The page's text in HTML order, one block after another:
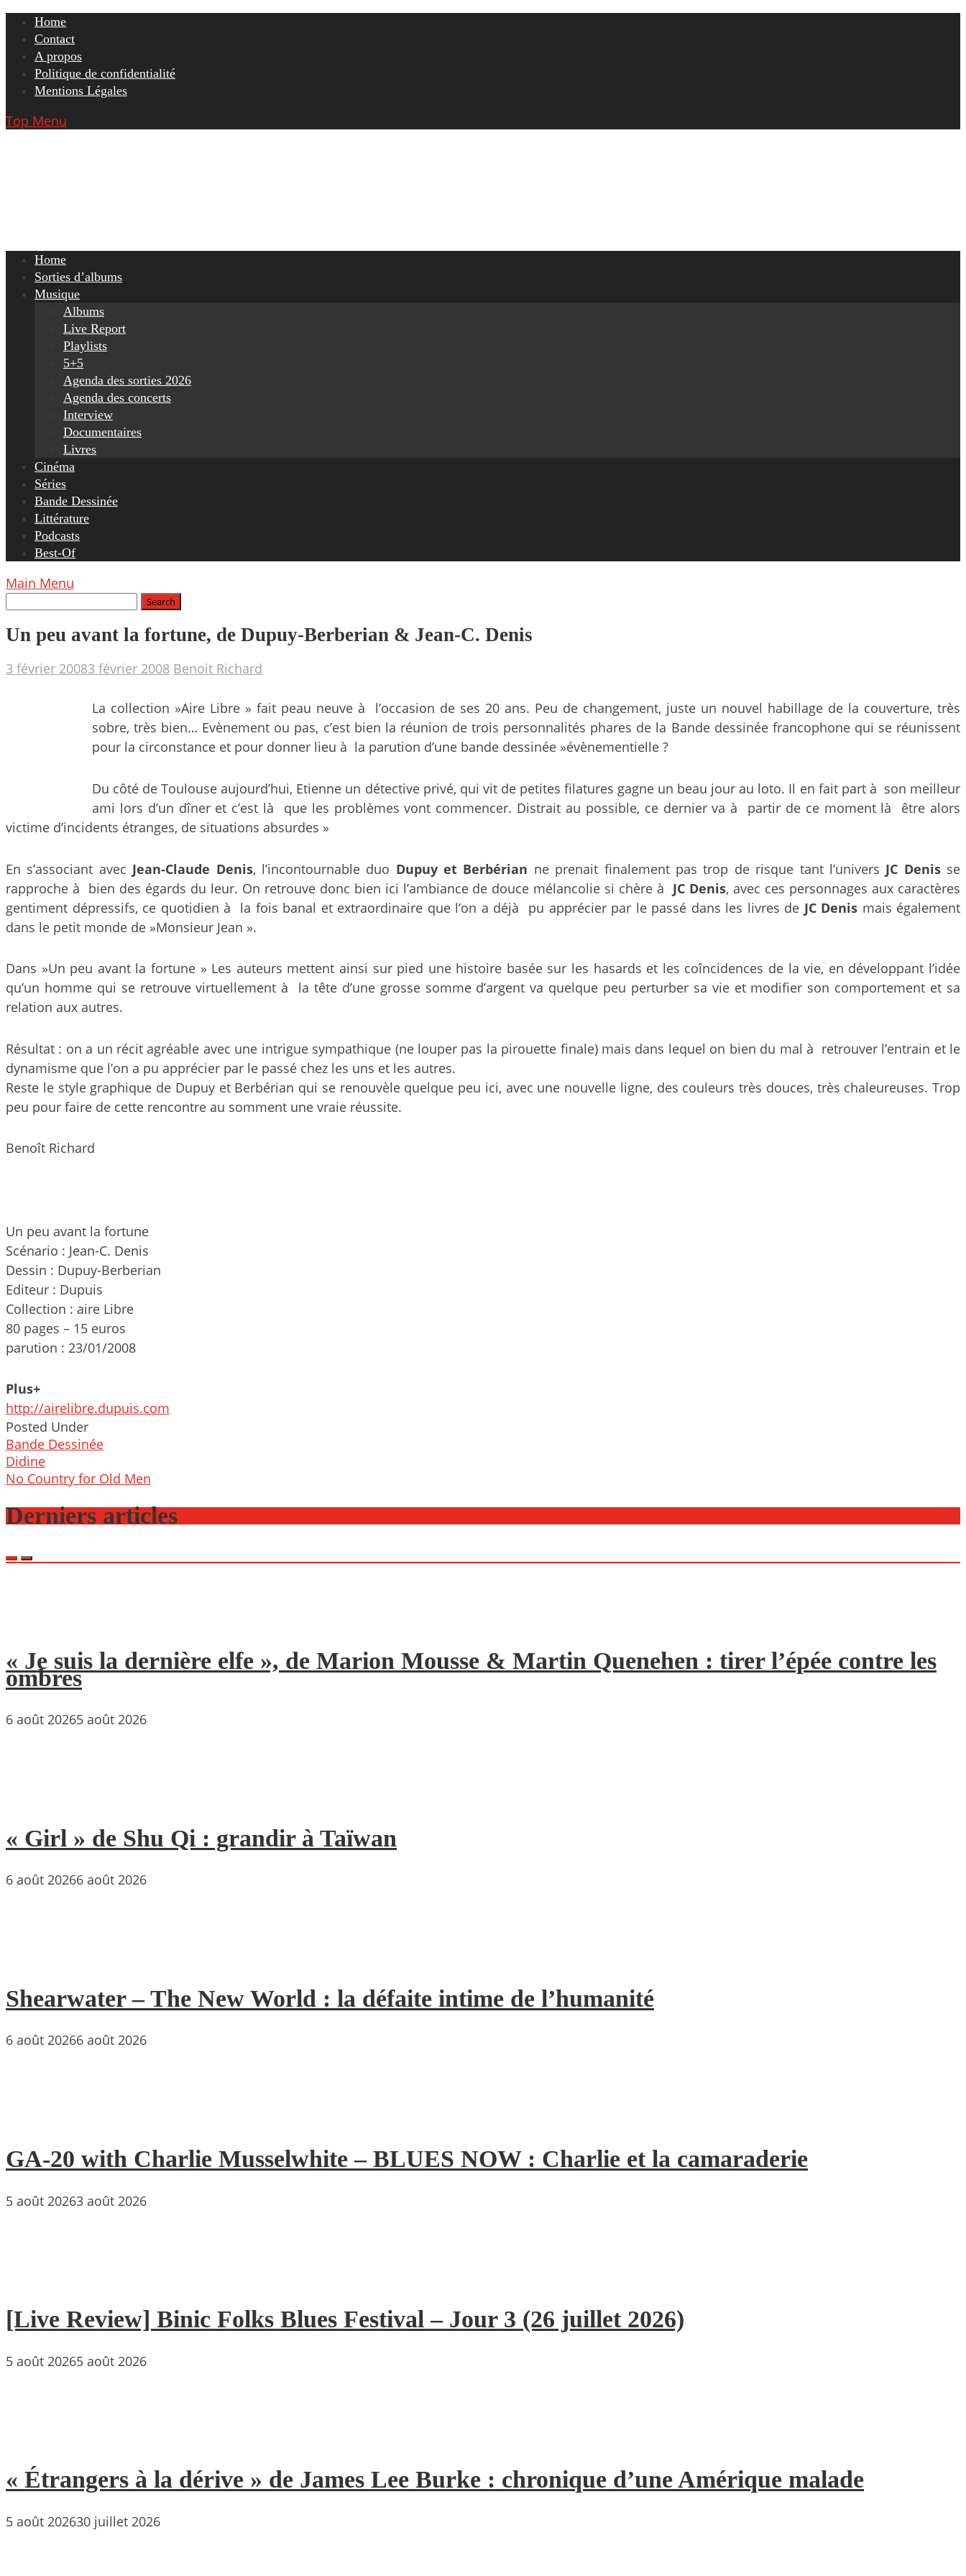
Skip
content
Home
Contact
A propos
Politique de confidentialité
Mentions Légales
Top Menu
Home
Sorties d’albums
Musique
Albums
Live Report
Playlists
5+5
Agenda des sorties 2026
Agenda des concerts
Interview
Documentaires
Livres
Cinéma
Séries
Bande Dessinée
Littérature
Podcasts
Best-Of
Main Menu
Un peu avant la fortune, de Dupuy-Berberian & Jean-C. Denis
3 février 20083 février 2008 Benoit Richard
La collection »Aire Libre » fait peau neuve à l’occasion de ses 20 ans. Peu de changement, juste un nouvel habillage de la couverture, très
sobre, très bien… Evènement ou pas, c’est bien la réunion de trois personnalités phares de la Bande dessinée francophone qui se réunissent
pour la circonstance et pour donner lieu à la parution d’une bande dessinée »évènementielle ?
Du côté de Toulouse aujourd’hui, Etienne un détective privé, qui vit de petites filatures gagne un beau jour au loto. Il en fait part à son meilleur
ami lors d’un dîner et c’est là que les problèmes vont commencer. Distrait au possible, ce dernier va à partir de ce moment là être alors
victime d’incidents étranges, de situations absurdes »
En s’associant avec Jean-Claude Denis, l’incontournable duo Dupuy et Berbérian ne prenait finalement pas trop de risque tant l’univers JC Denisse
rapproche à bien des égards du leur. On retrouve donc bien ici l’ambiance de douce mélancolie si chère à JC Denis, avec ces personnages aux caractères
gentiment dépressifs, ce quotidien à la fois banal et extraordinaire que l’on a déjà pu apprécier par le passé dans les livres de JC Denis mais également
dans le petit monde de »Monsieur Jean ».
Dans »Un peu avant la fortune » Les auteurs mettent ainsi sur pied une histoire basée sur les hasards et les coîncidences de la vie, en développant l’idée
qu’un homme qui se retrouve virtuellement à la tête d’une grosse somme d’argent va quelque peu perturber sa vie et modifier son comportement et sa
relation aux autres.
Résultat : on a un récit agréable avec une intrigue sympathique (ne louper pas la pirouette finale) mais dans lequel on bien du mal à retrouver l’entrain et le
dynamisme que l’on a pu apprécier par le passé chez les uns et les autres.
Reste le style graphique de Dupuy et Berbérian qui se renouvèle quelque peu ici, avec une nouvelle ligne, des couleurs très douces, très chaleureuses. Trop
peu pour faire de cette rencontre au somment une vraie réussite.
Benoît Richard
Un peu avant la fortune
Scénario : Jean-C. Denis
Dessin : Dupuy-Berberian
Editeur : Dupuis
Collection : aire Libre
80 pages – 15 euros
parution : 23/01/2008
Plus+
http://airelibre.dupuis.com
Posted Under
Bande Dessinée
Post
navigation
Didine
No Country for Old Men
Derniers articles
« Je suis la dernière elfe », de Marion Mousse & Martin Quenehen : tirer l’épée contre les
ombres
6 août 20265 août 2026
« Girl » de Shu Qi : grandir à Taïwan
6 août 20266 août 2026
Shearwater – The New World : la défaite intime de l’humanité
6 août 20266 août 2026
GA-20 with Charlie Musselwhite – BLUES NOW : Charlie et la camaraderie
5 août 20263 août 2026
[Live Review] Binic Folks Blues Festival – Jour 3 (26 juillet 2026)
5 août 20265 août 2026
« Étrangers à la dérive » de James Lee Burke : chronique d’une Amérique malade
5 août 202630 juillet 2026